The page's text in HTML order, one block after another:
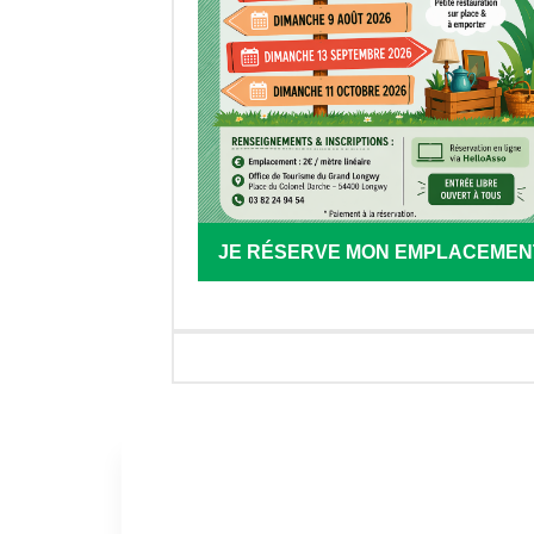
JE RÉSERVE MON